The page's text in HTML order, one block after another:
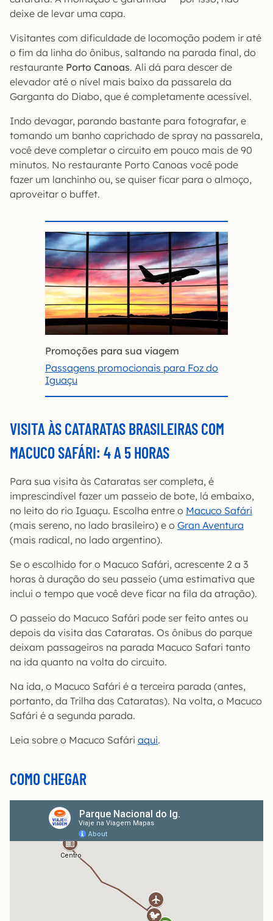
deixe de levar uma capa.
Visitantes com dificuldade de locomoção podem ir até
o fim da linha do ônibus, saltando na parada final, do
restaurante Porto Canoas. Ali dá para descer de
elevador até o nível mais baixo da passarela da
Garganta do Diabo, que é completamente acessível.
Indo devagar, parando bastante para fotografar, e
tomando um banho caprichado de spray na passarela,
você deve completar o circuito em pouco mais de 90
minutos. No restaurante Porto Canoas você pode
fazer um lanchinho ou, se quiser ficar para o almoço,
aproveitar o buffet.
Promoções para sua viagem
Passagens promocionais para Foz do
Iguaçu
VISITA ÀS CATARATAS BRASILEIRAS COM
MACUCO SAFÁRI: 4 A 5 HORAS
Para sua visita às Cataratas ser completa, é
imprescindível fazer um passeio de bote, lá embaixo,
no leito do rio Iguaçu. Escolha entre o Macuco Safári
(mais sereno, no lado brasileiro) e o Gran Aventura
(mais radical, no lado argentino).
Se o escolhido for o Macuco Safári, acrescente 2 a 3
horas à duração do seu passeio (uma estimativa que
inclui o tempo que você deve ficar na fila da atração).
O passeio do Macuco Safári pode ser feito antes ou
depois da visita das Cataratas. Os ônibus do parque
deixam passageiros na parada Macuco Safari tanto
na ida quanto na volta do circuito.
Na ida, o Macuco Safári é a terceira parada (antes,
portanto, da Trilha das Cataratas). Na volta, o Macuco
Safári é a segunda parada.
Leia sobre o Macuco Safári aqui.
COMO CHEGAR